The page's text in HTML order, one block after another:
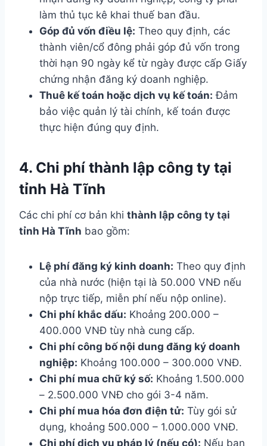
làm thủ tục kê khai thuế ban đầu.
Góp đủ vốn điều lệ: Theo quy định, các
thành viên/cổ đông phải góp đủ vốn trong
thời hạn 90 ngày kể từ ngày được cấp Giấy
chứng nhận đăng ký doanh nghiệp.
Thuê kế toán hoặc dịch vụ kế toán: Đảm
bảo việc quản lý tài chính, kế toán được
thực hiện đúng quy định.
4. Chi phí thành lập công ty tại
tỉnh Hà Tĩnh
Các chi phí cơ bản khi thành lập công ty tại
tỉnh Hà Tĩnh bao gồm:
Lệ phí đăng ký kinh doanh: Theo quy định
của nhà nước (hiện tại là 50.000 VNĐ nếu
nộp trực tiếp, miễn phí nếu nộp online).
Chi phí khắc dấu: Khoảng 200.000 –
400.000 VNĐ tùy nhà cung cấp.
Chi phí công bố nội dung đăng ký doanh
nghiệp: Khoảng 100.000 – 300.000 VNĐ.
Chi phí mua chữ ký số: Khoảng 1.500.000
– 2.500.000 VNĐ cho gói 3-4 năm.
Chi phí mua hóa đơn điện tử: Tùy gói sử
dụng, khoảng 500.000 – 1.000.000 VNĐ.
Chi phí dịch vụ pháp lý (nếu có): Nếu bạn